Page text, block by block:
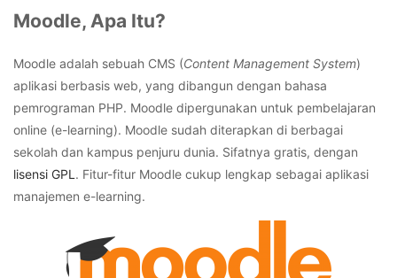
Moodle, Apa Itu?
Moodle adalah sebuah CMS (Content Management System)
aplikasi berbasis web, yang dibangun dengan bahasa
pemrograman PHP. Moodle dipergunakan untuk pembelajaran
online (e-learning). Moodle sudah diterapkan di berbagai
sekolah dan kampus penjuru dunia. Sifatnya gratis, dengan
lisensi GPL . Fitur-fitur Moodle cukup lengkap sebagai aplikasi
manajemen e-learning.